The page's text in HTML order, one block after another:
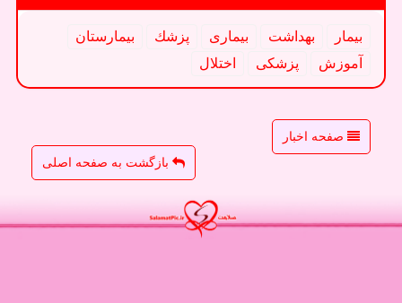
بیمار بهداشت بیماری پزشك
بیمارستان
آموزش
پزشكی اختلال
صفحه اخبار
بازگشت به صفحه اصلی